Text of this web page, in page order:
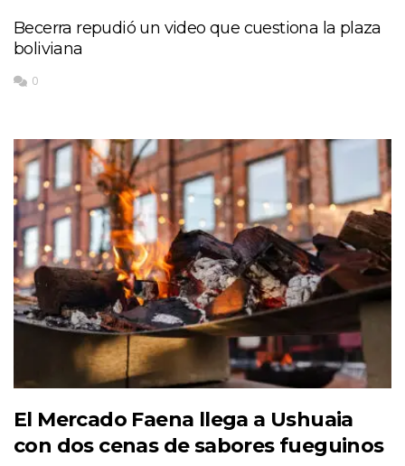
Becerra repudió un video que cuestiona la plaza
boliviana
0
El Mercado Faena llega a Ushuaia
con dos cenas de sabores fueguinos